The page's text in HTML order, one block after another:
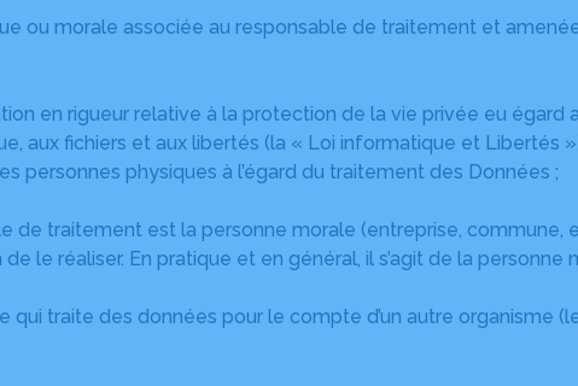
ou morale associée au responsable de traitement et
en rigueur relative à la protection de la vie privée eu
aux fichiers et aux libertés (la « Loi informatique et
personnes physiques à l’égard du traitement des Données ;
de traitement est la personne morale (entreprise,
le réaliser. En pratique et en général, il s’agit de la
qui traite des données pour le compte d’un autre organisme